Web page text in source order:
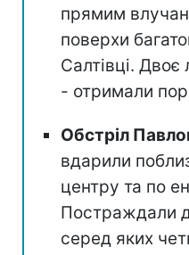
прямим
поверхи
Салтівці.
- отримали
Обстріл
вдарили
центру та по
Постраждали
серед яких